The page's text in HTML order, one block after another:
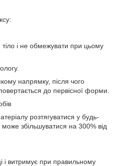
тіло і не обмежувати при цьому
напрямку, після чого
до первісної форми.
розтягуватися у будь-
збільшуватися на 300% від
і витримує при правильному